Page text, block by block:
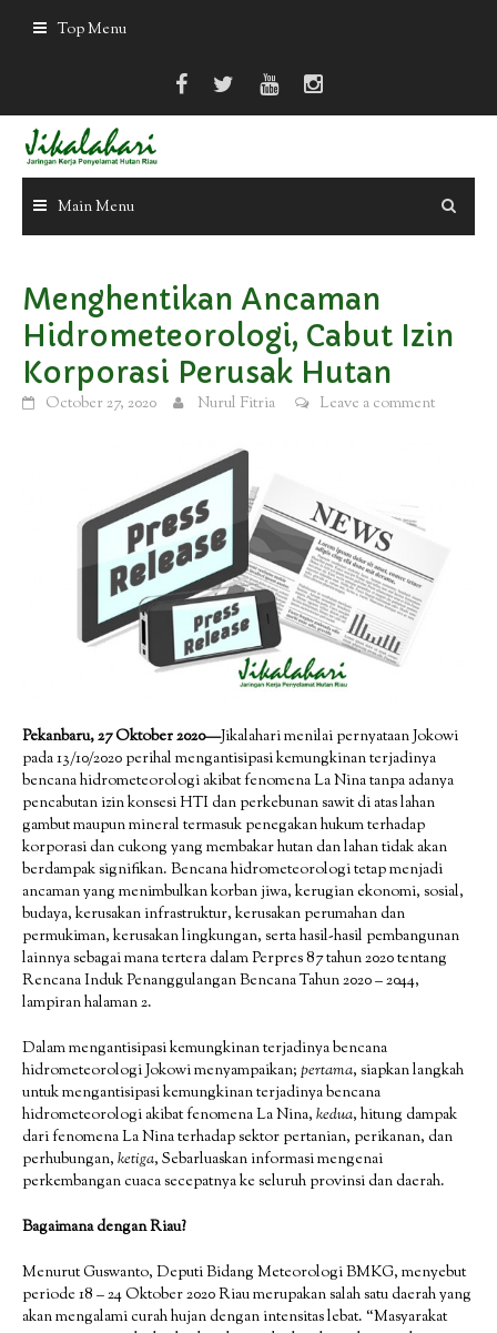
Top Menu
Main Menu
Menghentikan Ancaman
Hidrometeorologi, Cabut Izin
Korporasi Perusak Hutan
October 27, 2020 Nurul Fitria Leave a comment
Pekanbaru, 27 Oktober 2020—Jikalahari menilai pernyataan Jokowi
pada 13/10/2020 perihal mengantisipasi kemungkinan terjadinya
bencana hidrometeorologi akibat fenomena La Nina tanpa adanya
pencabutan izin konsesi HTI dan perkebunan sawit di atas lahan
gambut maupun mineral termasuk penegakan hukum terhadap
korporasi dan cukong yang membakar hutan dan lahan tidak akan
berdampak signifikan. Bencana hidrometeorologi tetap menjadi
ancaman yang menimbulkan korban jiwa, kerugian ekonomi, sosial,
budaya, kerusakan infrastruktur, kerusakan perumahan dan
permukiman, kerusakan lingkungan, serta hasil-hasil pembangunan
lainnya sebagai mana tertera dalam Perpres 87 tahun 2020 tentang
Rencana Induk Penanggulangan Bencana Tahun 2020 – 2044,
lampiran halaman 2.
Dalam mengantisipasi kemungkinan terjadinya bencana
hidrometeorologi Jokowi menyampaikan; pertama, siapkan langkah
untuk mengantisipasi kemungkinan terjadinya bencana
hidrometeorologi akibat fenomena La Nina, kedua, hitung dampak
dari fenomena La Nina terhadap sektor pertanian, perikanan, dan
perhubungan, ketiga, Sebarluaskan informasi mengenai
perkembangan cuaca secepatnya ke seluruh provinsi dan daerah.
Bagaimana dengan Riau?
Menurut Guswanto, Deputi Bidang Meteorologi BMKG, menyebut
periode 18 – 24 Oktober 2020 Riau merupakan salah satu daerah yang
akan mengalami curah hujan dengan intensitas lebat. “Masyarakat